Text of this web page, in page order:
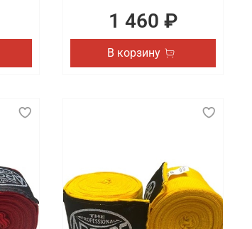
1 460 ₽
В корзину